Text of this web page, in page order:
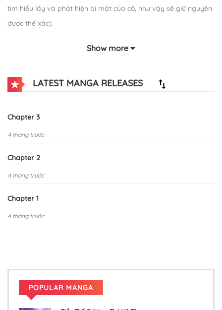
tìm hiểu lấy và phát hiện bí mật của cô, như vậy sẽ giữ nguyên
được thể xác).
Show more
LATEST MANGA RELEASES
Chapter 3
4 tháng trước
Chapter 2
4 tháng trước
Chapter 1
4 tháng trước
POPULAR MANGA